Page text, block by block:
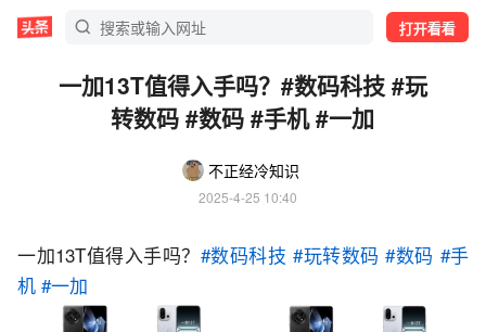
打开看看
一加13T值得入手吗？#数码科技 #玩
转数码 #数码 #手机 #一加
不正经冷知识
2025-4-25 10:40
一加13T值得入手吗？ #数码科技 #玩转数码 #数码 #手
机 #一加